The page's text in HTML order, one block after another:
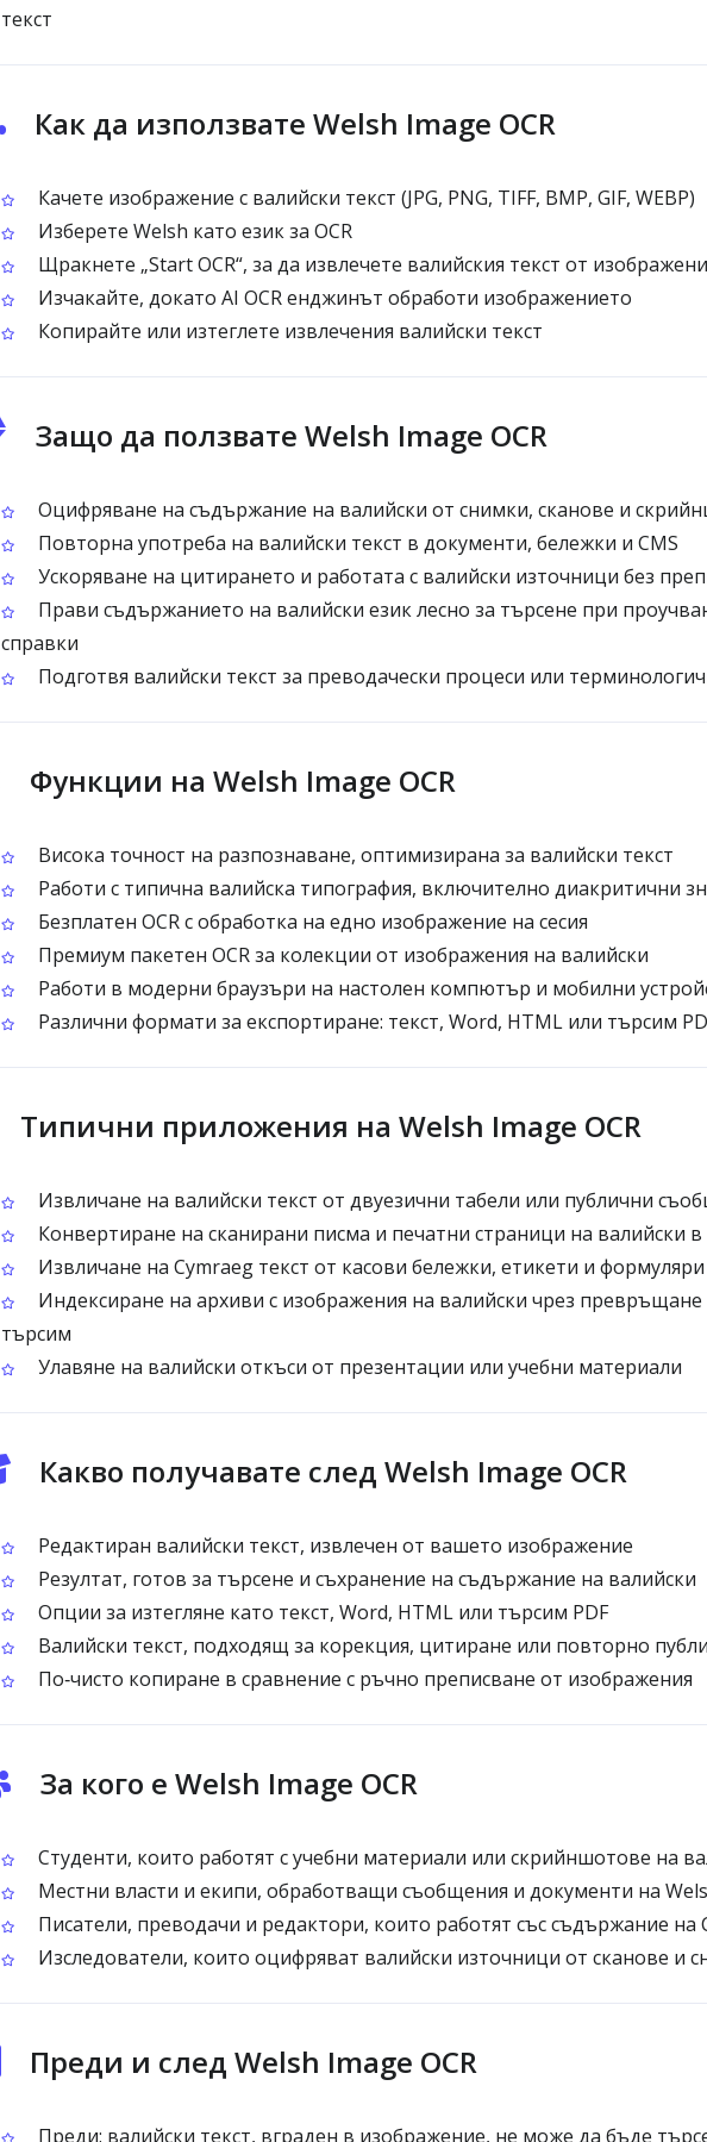
текст
Как да използвате Welsh Image OCR
Качете изображение с валийски текст (JPG, PNG, TIFF, BMP, GIF, WEBP)
Изберете Welsh като език за OCR
Щракнете „Start OCR“, за да извлечете валийския текст от
Изчакайте, докато AI OCR енджинът обработи изображението
Копирайте или изтеглете извлечения валийски текст
Защо да ползвате Welsh Image OCR
Оцифряване на съдържание на валийски от снимки, сканове и
Повторна употреба на валийски текст в документи, бележки и CMS
Ускоряване на цитирането и работата с валийски източници без
Прави съдържанието на валийски език лесно за търсене при
справки
Подготвя валийски текст за преводачески процеси или
Функции на Welsh Image OCR
Висока точност на разпознаване, оптимизирана за валийски текст
Работи с типична валийска типография, включително диакритични
Безплатен OCR с обработка на едно изображение на сесия
Премиум пакетен OCR за колекции от изображения на валийски
Работи в модерни браузъри на настолен компютър и мобилни
Различни формати за експортиране: текст, Word, HTML или търсим
Типични приложения на Welsh Image OCR
Извличане на валийски текст от двуезични табели или публични
Конвертиране на сканирани писма и печатни страници на валийски в
Извличане на Cymraeg текст от касови бележки, етикети и формуляри
Индексиране на архиви с изображения на валийски чрез превръщане
търсим
Улавяне на валийски откъси от презентации или учебни материали
Какво получавате след Welsh Image OCR
Редактиран валийски текст, извлечен от вашето изображение
Резултат, готов за търсене и съхранение на съдържание на валийски
Опции за изтегляне като текст, Word, HTML или търсим PDF
Валийски текст, подходящ за корекция, цитиране или повторно
По‑чисто копиране в сравнение с ръчно преписване от изображения
За кого е Welsh Image OCR
Студенти, които работят с учебни материали или скрийншотове на
Местни власти и екипи, обработващи съобщения и документи на
Писатели, преводачи и редактори, които работят със съдържание на
Изследователи, които оцифряват валийски източници от сканове и
Преди и след Welsh Image OCR
Преди: валийски текст, вграден в изображение, не може да бъде